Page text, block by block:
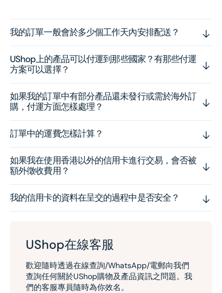
我的訂單一般會於多少個工作天內安排配送？
UShop上的產品可以付運到那些國家？有那些付運
方案可以選擇？
如果我的訂單中有部分產品還未發行或需於海外訂
購，付運方面怎樣處理？
訂單中的運費怎樣計算？
如果我在使用香港以外的信用卡進行交易，會否被
額外徵收費用？
我的信用卡的資料在呈交的過程中是否安全？
UShop在線客服
歡迎隨時透過在線查詢/WhatsApp/電郵向我們
查詢任何關於UShop購物及產品資訊之問題。我
們的客服專員隨時為你效名。